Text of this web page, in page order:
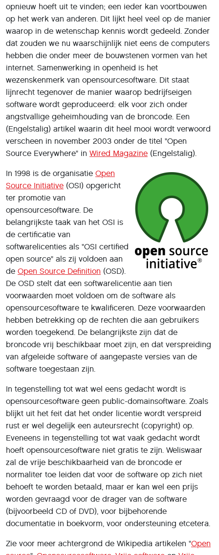
opnieuw hoeft uit te vinden; een ieder kan voortbouwen
op het werk van anderen. Dit lĳkt heel veel op de manier
waarop in de wetenschap kennis wordt gedeeld. Zonder
dat zouden we nu waarschĳnlĳk niet eens de computers
hebben die onder meer de bouwstenen vormen van het
internet. Samenwerking in openheid is het
wezenskenmerk van opensourcesoftware. Dit staat
lĳnrecht tegenover de manier waarop bedrĳfseigen
software wordt geproduceerd: elk voor zich onder
angstvallige geheimhouding van de broncode. Een
(Engelstalig) artikel waarin dit heel mooi wordt verwoord
verscheen in november 2003 onder de titel "Open
Source Everywhere" in Wired Magazine (Engelstalig).
In 1998 is de organisatie Open
Source Initiative (OSI) opgericht
ter promotie van
opensourcesoftware. De
belangrijkste taak van het OSI is
de certificatie van
softwarelicenties als "OSI certified
open source" als zij voldoen aan
de Open Source Definition (OSD).
De OSD stelt dat een softwarelicentie aan tien
voorwaarden moet voldoen om de software als
opensourcesoftware te kwalificeren. Deze voorwaarden
hebben betrekking op de rechten die aan gebruikers
worden toegekend. De belangrijkste zijn dat de
broncode vrij beschikbaar moet zijn, en dat verspreiding
van afgeleide software of aangepaste versies van de
software toegestaan zijn.
In tegenstelling tot wat wel eens gedacht wordt is
opensourcesoftware geen public-domainsoftware. Zoals
blĳkt uit het feit dat het onder licentie wordt verspreid
rust er wel degelĳk een auteursrecht (copyright) op.
Eveneens in tegenstelling tot wat vaak gedacht wordt
hoeft opensourcesoftware niet gratis te zĳn. Weliswaar
zal de vrĳe beschikbaarheid van de broncode er
normaliter toe leiden dat voor de software op zich niet
behoeft te worden betaald, maar er kan wel een prĳs
worden gevraagd voor de drager van de software
(bĳvoorbeeld CD of DVD), voor bĳbehorende
documentatie in boekvorm, voor ondersteuning etcetera.
Zie voor meer achtergrond de Wikipedia artikelen "Open